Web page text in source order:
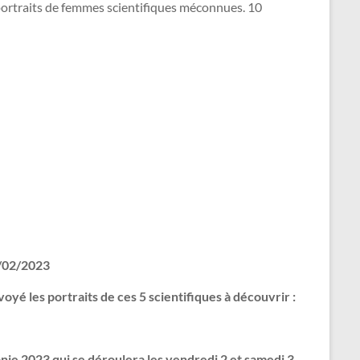
de femmes scientifiques méconnues. 10
2023
les portraits de ces 5 scientifiques à découvrir :